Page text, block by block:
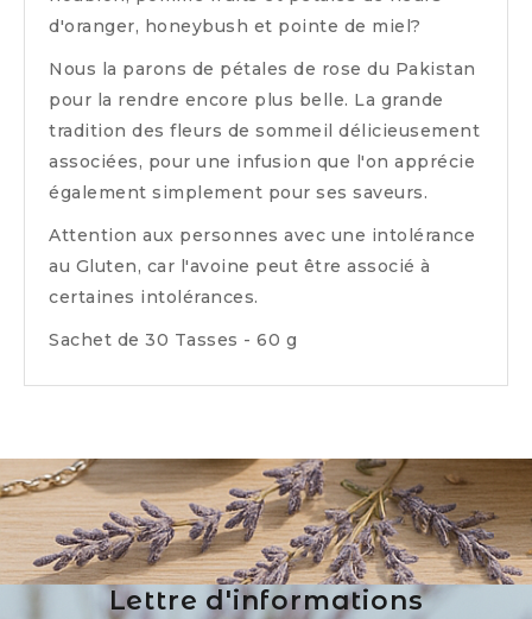
d'oranger, honeybush et pointe de miel?
Nous la parons de pétales de rose du Pakistan
pour la rendre encore plus belle. La grande
tradition des fleurs de sommeil délicieusement
associées, pour une infusion que l'on apprécie
également simplement pour ses saveurs.
Attention aux personnes avec une intolérance
au Gluten, car l'avoine peut être associé à
certaines intolérances.
Sachet de 30 Tasses - 60 g
Lettre d'informations